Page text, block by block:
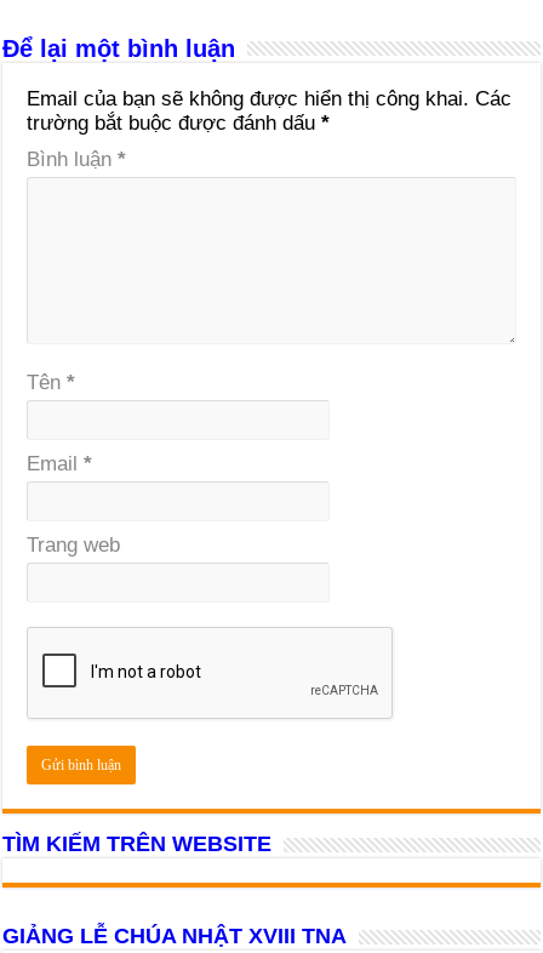
Để lại một bình luận
Email của bạn sẽ không được hiển thị công khai. Các
trường bắt buộc được đánh dấu*
Bình luận*
Tên*
Email*
Trang web
TÌM KIẾM TRÊN WEBSITE
GIẢNG LỄ CHÚA NHẬT XVIII TNA